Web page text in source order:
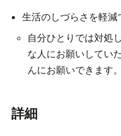
生活のしづらさを軽減
自分ひとりでは対処
な人にお願いしてい
んにお願いできます。
詳細